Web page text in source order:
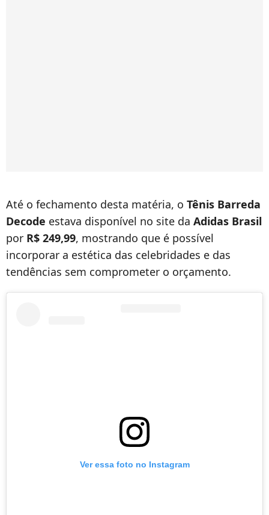
Até o fechamento desta matéria, o Tênis Barreda
Decode estava disponível no site da Adidas Brasil
por R$ 249,99, mostrando que é possível
incorporar a estética das celebridades e das
tendências sem comprometer o orçamento.
Ver essa foto no Instagram